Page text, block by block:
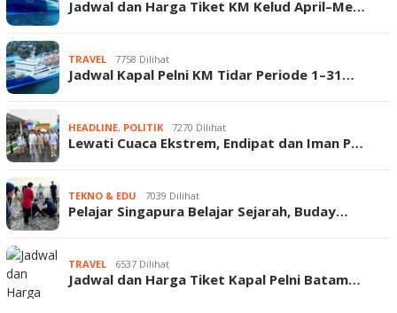
Jadwal dan Harga Tiket KM Kelud April–Me…
TRAVEL 7758 Dilihat
Jadwal Kapal Pelni KM Tidar Periode 1–31…
HEADLINE, POLITIK 7270 Dilihat
Lewati Cuaca Ekstrem, Endipat dan Iman P…
TEKNO & EDU 7039 Dilihat
Pelajar Singapura Belajar Sejarah, Buday…
TRAVEL 6537 Dilihat
Jadwal dan Harga Tiket Kapal Pelni Batam…